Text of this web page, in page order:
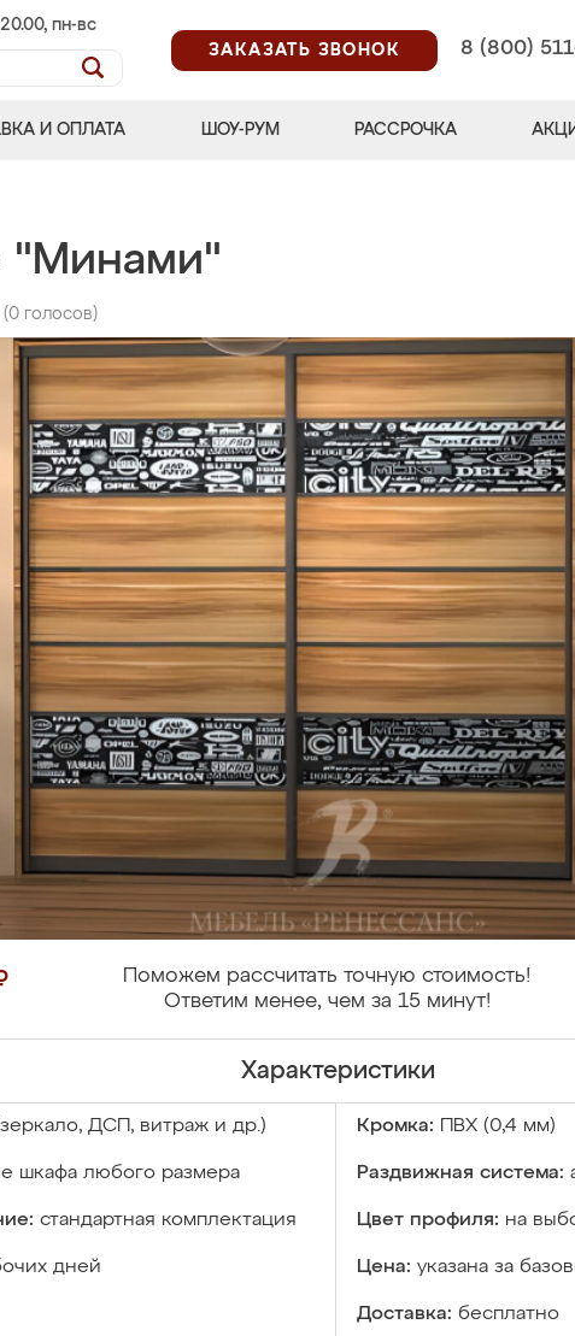
пн-вс
ЗАКАЗАТЬ ЗВОНОК
8 (800)
И ОПЛАТА ШОУ-РУМ РАССРОЧКА
"Минами"
(0 голосов)
Поможем рассчитать точную стоимость!
Ответим менее, чем за 15 минут!
Характеристики
ДСП, витраж и др.) Кромка: ПВХ (0,4 мм)
шкафа любого размера Раздвижная система:
стандартная комплектация Цвет профиля: на
дней Цена: указана за
Доставка: бесплатно